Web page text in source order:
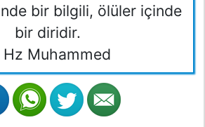
bir bilgili, ölüler içinde
bir diridir.
Muhammed